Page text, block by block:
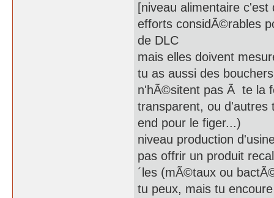
[niveau alimentaire
efforts considÃ©rables
de DLC
mais elles doivent
tu as aussi des
n'hÃ©sitent pas Ã te la
transparent, ou d'autres
end pour le figer...)
niveau production
pas offrir un produit
´les (mÃ©taux ou
tu peux, mais tu